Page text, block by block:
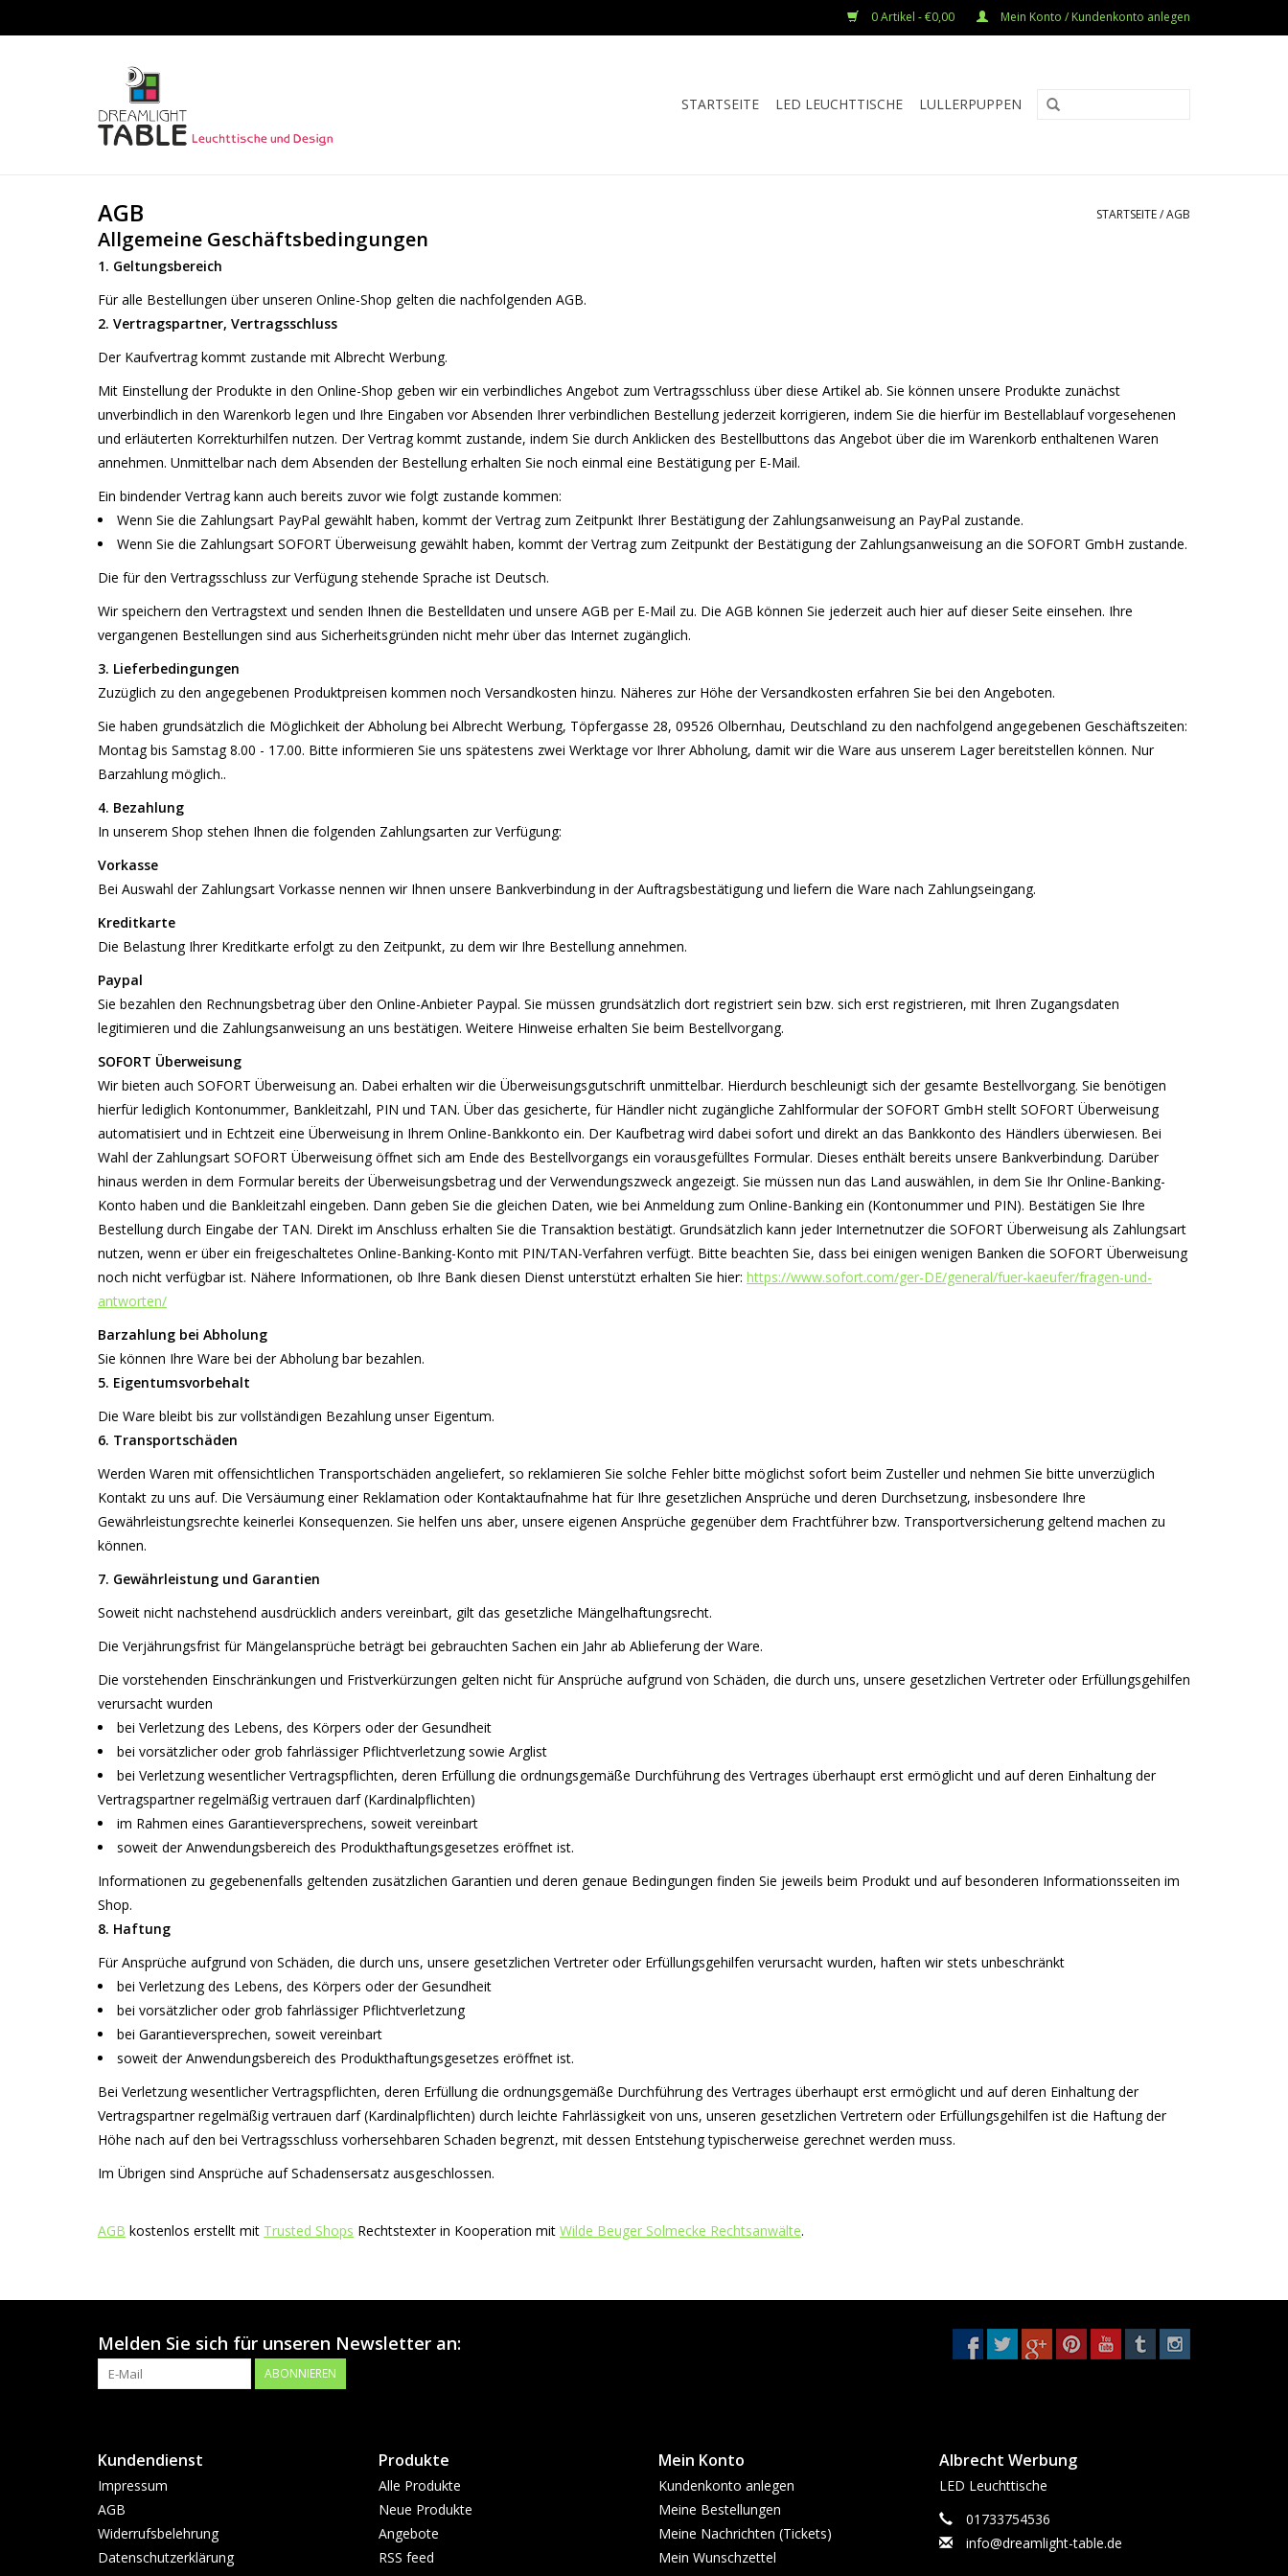
0 Artikel - €0,00 Mein Konto / Kundenkonto anlegen
STARTSEITE LED LEUCHTTISCHE LULLERPUPPEN
AGB STARTSEITE/AGB
Allgemeine Geschäftsbedingungen
1. Geltungsbereich
Für alle Bestellungen über unseren Online-Shop gelten die nachfolgenden AGB.
2. Vertragspartner, Vertragsschluss
Der Kaufvertrag kommt zustande mit Albrecht Werbung.
Mit Einstellung der Produkte in den Online-Shop geben wir ein verbindliches Angebot zum Vertragsschluss über diese Artikel ab. Sie können unsere Produkte zunächst
unverbindlich in den Warenkorb legen und Ihre Eingaben vor Absenden Ihrer verbindlichen Bestellung jederzeit korrigieren, indem Sie die hierfür im Bestellablauf vorgesehenen
und erläuterten Korrekturhilfen nutzen. Der Vertrag kommt zustande, indem Sie durch Anklicken des Bestellbuttons das Angebot über die im Warenkorb enthaltenen Waren
annehmen. Unmittelbar nach dem Absenden der Bestellung erhalten Sie noch einmal eine Bestätigung per E-Mail.
Ein bindender Vertrag kann auch bereits zuvor wie folgt zustande kommen:
Wenn Sie die Zahlungsart PayPal gewählt haben, kommt der Vertrag zum Zeitpunkt Ihrer Bestätigung der Zahlungsanweisung an PayPal zustande.
Wenn Sie die Zahlungsart SOFORT Überweisung gewählt haben, kommt der Vertrag zum Zeitpunkt der Bestätigung der Zahlungsanweisung an die SOFORT GmbH zustande.
Die für den Vertragsschluss zur Verfügung stehende Sprache ist Deutsch.
Wir speichern den Vertragstext und senden Ihnen die Bestelldaten und unsere AGB per E-Mail zu. Die AGB können Sie jederzeit auch hier auf dieser Seite einsehen. Ihre
vergangenen Bestellungen sind aus Sicherheitsgründen nicht mehr über das Internet zugänglich.
3. Lieferbedingungen
Zuzüglich zu den angegebenen Produktpreisen kommen noch Versandkosten hinzu. Näheres zur Höhe der Versandkosten erfahren Sie bei den Angeboten.
Sie haben grundsätzlich die Möglichkeit der Abholung bei Albrecht Werbung, Töpfergasse 28, 09526 Olbernhau, Deutschland zu den nachfolgend angegebenen Geschäftszeiten:
Montag bis Samstag 8.00 - 17.00. Bitte informieren Sie uns spätestens zwei Werktage vor Ihrer Abholung, damit wir die Ware aus unserem Lager bereitstellen können. Nur
Barzahlung möglich..
4. Bezahlung
In unserem Shop stehen Ihnen die folgenden Zahlungsarten zur Verfügung:
Vorkasse
Bei Auswahl der Zahlungsart Vorkasse nennen wir Ihnen unsere Bankverbindung in der Auftragsbestätigung und liefern die Ware nach Zahlungseingang.
Kreditkarte
Die Belastung Ihrer Kreditkarte erfolgt zu den Zeitpunkt, zu dem wir Ihre Bestellung annehmen.
Paypal
Sie bezahlen den Rechnungsbetrag über den Online-Anbieter Paypal. Sie müssen grundsätzlich dort registriert sein bzw. sich erst registrieren, mit Ihren Zugangsdaten
legitimieren und die Zahlungsanweisung an uns bestätigen. Weitere Hinweise erhalten Sie beim Bestellvorgang.
SOFORT Überweisung
Wir bieten auch SOFORT Überweisung an. Dabei erhalten wir die Überweisungsgutschrift unmittelbar. Hierdurch beschleunigt sich der gesamte Bestellvorgang. Sie benötigen
hierfür lediglich Kontonummer, Bankleitzahl, PIN und TAN. Über das gesicherte, für Händler nicht zugängliche Zahlformular der SOFORT GmbH stellt SOFORT Überweisung
automatisiert und in Echtzeit eine Überweisung in Ihrem Online-Bankkonto ein. Der Kaufbetrag wird dabei sofort und direkt an das Bankkonto des Händlers überwiesen. Bei
Wahl der Zahlungsart SOFORT Überweisung öffnet sich am Ende des Bestellvorgangs ein vorausgefülltes Formular. Dieses enthält bereits unsere Bankverbindung. Darüber
hinaus werden in dem Formular bereits der Überweisungsbetrag und der Verwendungszweck angezeigt. Sie müssen nun das Land auswählen, in dem Sie Ihr Online-Banking-
Konto haben und die Bankleitzahl eingeben. Dann geben Sie die gleichen Daten, wie bei Anmeldung zum Online-Banking ein (Kontonummer und PIN). Bestätigen Sie Ihre
Bestellung durch Eingabe der TAN. Direkt im Anschluss erhalten Sie die Transaktion bestätigt. Grundsätzlich kann jeder Internetnutzer die SOFORT Überweisung als Zahlungsart
nutzen, wenn er über ein freigeschaltetes Online-Banking-Konto mit PIN/TAN-Verfahren verfügt. Bitte beachten Sie, dass bei einigen wenigen Banken die SOFORT Überweisung
noch nicht verfügbar ist. Nähere Informationen, ob Ihre Bank diesen Dienst unterstützt erhalten Sie hier: https://www.sofort.com/ger-DE/general/fuer-kaeufer/fragen-und-
antworten/
Barzahlung bei Abholung
Sie können Ihre Ware bei der Abholung bar bezahlen.
5. Eigentumsvorbehalt
Die Ware bleibt bis zur vollständigen Bezahlung unser Eigentum.
6. Transportschäden
Werden Waren mit offensichtlichen Transportschäden angeliefert, so reklamieren Sie solche Fehler bitte möglichst sofort beim Zusteller und nehmen Sie bitte unverzüglich
Kontakt zu uns auf. Die Versäumung einer Reklamation oder Kontaktaufnahme hat für Ihre gesetzlichen Ansprüche und deren Durchsetzung, insbesondere Ihre
Gewährleistungsrechte keinerlei Konsequenzen. Sie helfen uns aber, unsere eigenen Ansprüche gegenüber dem Frachtführer bzw. Transportversicherung geltend machen zu
können.
7. Gewährleistung und Garantien
Soweit nicht nachstehend ausdrücklich anders vereinbart, gilt das gesetzliche Mängelhaftungsrecht.
Die Verjährungsfrist für Mängelansprüche beträgt bei gebrauchten Sachen ein Jahr ab Ablieferung der Ware.
Die vorstehenden Einschränkungen und Fristverkürzungen gelten nicht für Ansprüche aufgrund von Schäden, die durch uns, unsere gesetzlichen Vertreter oder Erfüllungsgehilfen
verursacht wurden
bei Verletzung des Lebens, des Körpers oder der Gesundheit
bei vorsätzlicher oder grob fahrlässiger Pflichtverletzung sowie Arglist
bei Verletzung wesentlicher Vertragspflichten, deren Erfüllung die ordnungsgemäße Durchführung des Vertrages überhaupt erst ermöglicht und auf deren Einhaltung der
Vertragspartner regelmäßig vertrauen darf (Kardinalpflichten)
im Rahmen eines Garantieversprechens, soweit vereinbart
soweit der Anwendungsbereich des Produkthaftungsgesetzes eröffnet ist.
Informationen zu gegebenenfalls geltenden zusätzlichen Garantien und deren genaue Bedingungen finden Sie jeweils beim Produkt und auf besonderen Informationsseiten im
Shop.
8. Haftung
Für Ansprüche aufgrund von Schäden, die durch uns, unsere gesetzlichen Vertreter oder Erfüllungsgehilfen verursacht wurden, haften wir stets unbeschränkt
bei Verletzung des Lebens, des Körpers oder der Gesundheit
bei vorsätzlicher oder grob fahrlässiger Pflichtverletzung
bei Garantieversprechen, soweit vereinbart
soweit der Anwendungsbereich des Produkthaftungsgesetzes eröffnet ist.
Bei Verletzung wesentlicher Vertragspflichten, deren Erfüllung die ordnungsgemäße Durchführung des Vertrages überhaupt erst ermöglicht und auf deren Einhaltung der
Vertragspartner regelmäßig vertrauen darf (Kardinalpflichten) durch leichte Fahrlässigkeit von uns, unseren gesetzlichen Vertretern oder Erfüllungsgehilfen ist die Haftung der
Höhe nach auf den bei Vertragsschluss vorhersehbaren Schaden begrenzt, mit dessen Entstehung typischerweise gerechnet werden muss.
Im Übrigen sind Ansprüche auf Schadensersatz ausgeschlossen.
AGB kostenlos erstellt mit Trusted Shops Rechtstexter in Kooperation mit Wilde Beuger Solmecke Rechtsanwälte.
Melden Sie sich für unseren Newsletter an:
ABONNIEREN
Kundendienst
Impressum
AGB
Widerrufsbelehrung
Datenschutzerklärung
Produkte
Alle Produkte
Neue Produkte
Angebote
RSS feed
Mein Konto
Kundenkonto anlegen
Meine Bestellungen
Meine Nachrichten (Tickets)
Mein Wunschzettel
Albrecht Werbung
LED Leuchttische
01733754536
info@dreamlight-table.de